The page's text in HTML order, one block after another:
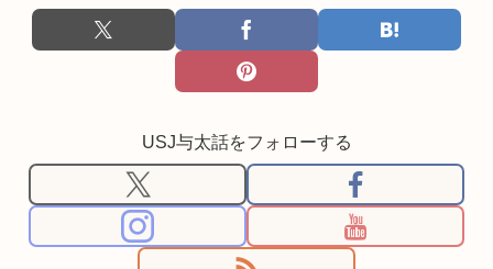
USJ与太話をフォローする